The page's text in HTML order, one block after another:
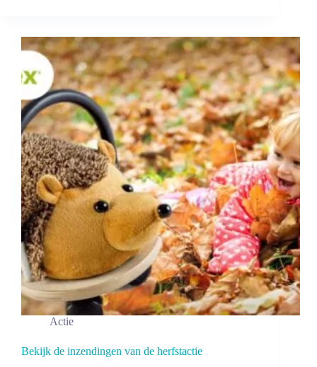
Actie
Bekijk de inzendingen van de herfstactie